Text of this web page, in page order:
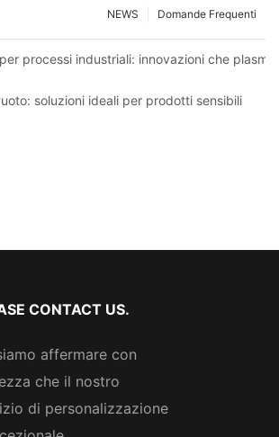
Domande Frequenti
NEWS
processi industriali: innovazioni che
soluzioni ideali per prodotti sensibili
CONTACT US.
affermare con
che il nostro
di personalizzazione